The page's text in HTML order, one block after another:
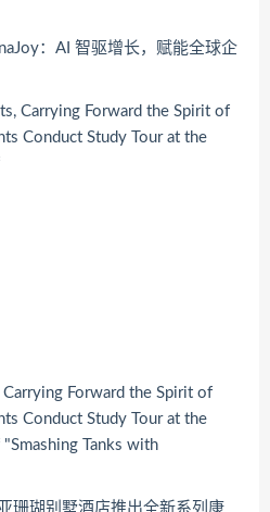
：AI 智驱增长，赋能全球企
Forward the Spirit of
Conduct Study Tour at the
Tanks with